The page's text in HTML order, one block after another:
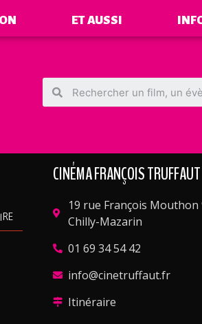
ET AUSSI
CINÉMA FRANÇOIS TRUFFAUT
19 rue François Mouthon
Chilly-Mazarin
01 69 34 54 42
info@cinetruffaut.fr
Itinéraire